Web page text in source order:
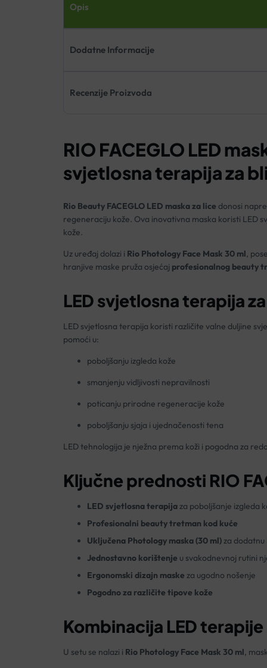
Opis
Dodatne Informacije
Recenzije Proizvoda
RIO FACEGLO LED
svjetlosna terapija za
Rio BeautyFACEGLO LED maska za lice donosi
regeneraciju kože. Ova inovativna maska koristi LED
kože.
Uz uređaj dolazi i Rio Photology Face Mask 30 ml,
hranjive maske pruža osjećaj profesionalnog beauty
LED svjetlosna terapija
LED svjetlosna terapija koristi različite valne duljine
pomoći u:
poboljšanju izgleda kože
smanjenju vidljivosti nepravilnosti
poticanju prirodne regeneracije kože
poboljšanju sjaja i ujednačenosti tena
LED tehnologija je nježna prema koži i pogodna za
Ključne prednosti RIO
LED svjetlosna terapijaza poboljšanje izgleda
Profesionalni beauty tretman kod kuće
Uključena Photology maska (30 ml)za dodatnu
Jednostavno korištenje u svakodnevnoj rutini
Ergonomski dizajn maske za ugodno nošenje
Pogodno za različite tipove kože
Kombinacija LED
U setu se nalazi i Rio Photology Face Mask 30 ml,